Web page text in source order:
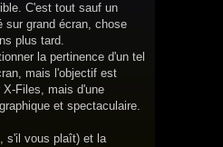
C'est tout sauf un
sur grand écran, chose
plus tard.
la pertinence d'un tel
mais l'objectif est
Files, mais d'une
et spectaculaire.
s'il vous plaît) et la